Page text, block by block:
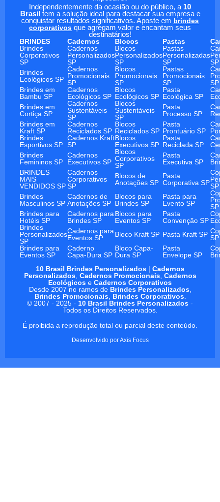
Independentemente da ocasião ou do público, a 10
Brasil tem a solução ideal para destacar sua empresa e
conquistar resultados significativos. Aposte em brindes
corporativos que agregam valor e encantam seus
destinatários!
BRINDES
Cadernos Blocos Pastas
Brindes
Corporativos
SP
Cadernos
Personalizados
SP
Blocos
Personalizados
SP
Pastas
Personalizadas
SP
SP
Brindes
Ecológicos SP
Cadernos
Promocionais
SP
Blocos
Promocionais
SP
Pastas
Promocionais
SP
SP
Brindes em
Bambu SP
Cadernos
Ecológicos SP
Blocos
Ecológicos SP
Pasta
Ecológica SP
Brindes em
Cortiça SP
Cadernos
Sustentáveis
SP
Blocos
Sustentáveis
SP
Pasta
Processo SP
Brindes em
Kraft SP
Cadernos
Reciclados SP
Blocos
Reciclados SP
Pasta
Prontuário SP
Brindes
Esportivos SP
Cadernos Kraft
SP
Blocos
Executivos SP
Pasta
Reciclada SP
Brindes
Femininos SP
Cadernos
Executivos SP
Blocos
Corporativos
SP
Pasta
Executiva SP
BRINDES
MAIS
VENDIDOS SP
Cadernos
Corporativos
SP
Blocos de
Anotações SP
Pasta
Corporativa SPSP
Brindes
Masculinos SP
Cadernos de
Anotações SP
Blocos para
Brindes SP
Pasta para
Evento SP
SP
Brindes para
Hotéis SP
Cadernos para
Brindes SP
Blocos para
Eventos SP
Pasta
Convenção SP
Brindes
Personalizados
SP
Cadernos para
Eventos SP
Bloco Kraft SP Pasta Kraft SP SP
Brindes para
Eventos SP
Caderno
Capa-Dura SP
Bloco Capa-
Dura SP
Pasta
Envelope SP
10 Brasil Brindes Personalizados| Cadernos
Personalizados, Cadernos Promocionais, Cadernos
Ecológicos e Cadernos Corporativos
Desde 2007 no ramos de Brindes Personalizados,
Brindes Promocionais, Brindes Corporativos.
© 2007 - 2025 - 10 Brasil Brindes Personalizados -
Todos os Direitos Reservados.
É proibida a reprodução total ou parcial deste conteúdo.
Desenvolvido porAxis Focus